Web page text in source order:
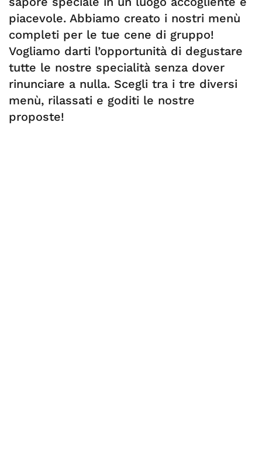
piacevole. Abbiamo creato i nostri menù
completi per le tue cene di gruppo!
Vogliamo darti l’opportunità di degustare
tutte le nostre specialità senza dover
rinunciare a nulla. Scegli tra i tre diversi
menù, rilassati e goditi le nostre
proposte!